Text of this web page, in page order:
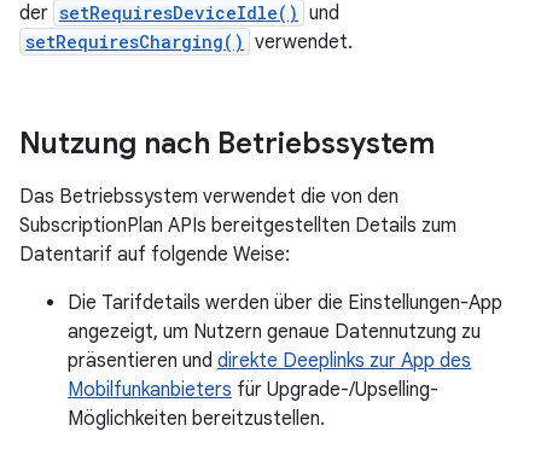
der setRequiresDeviceIdle() und
setRequiresCharging() verwendet.
Nutzung nach Betriebssystem
Das Betriebssystem verwendet die von den
SubscriptionPlan APIs bereitgestellten Details zum
Datentarif auf folgende Weise:
Die Tarifdetails werden über die Einstellungen-App
angezeigt, um Nutzern genaue Datennutzung zu
präsentieren und direkte Deeplinks zur App des
Mobilfunkanbieters für Upgrade-/Upselling-
Möglichkeiten bereitzustellen.